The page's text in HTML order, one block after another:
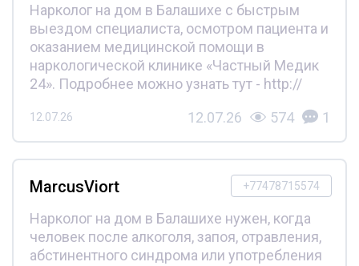
Нарколог на дом в Балашихе с быстрым
выездом специалиста, осмотром пациента и
оказанием медицинской помощи в
наркологической клинике «Частный Медик
24». Подробнее можно узнать тут - http://
12.07.26 12.07.26 574 1
+77478715574
MarcusViort
Нарколог на дом в Балашихе нужен, когда
человек после алкоголя, запоя, отравления,
абстинентного синдрома или употребления